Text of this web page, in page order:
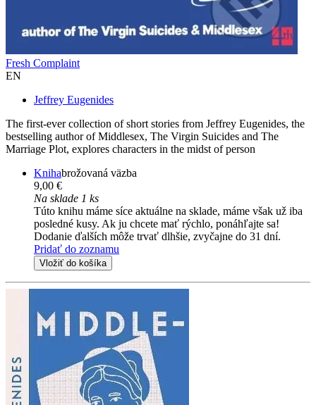
Fresh Complaint
EN
Jeffrey Eugenides
The first-ever collection of short stories from Jeffrey Eugenides, the
bestselling author of Middlesex, The Virgin Suicides and The
Marriage Plot, explores characters in the midst of person
Knihabrožovaná väzba
9,00 €
Na sklade 1 ks
Túto knihu máme síce aktuálne na sklade, máme však už iba
posledné kusy. Ak ju chcete mať rýchlo, ponáhľajte sa!
Dodanie ďalších môže trvať dlhšie, zvyčajne do 31 dní.
Pridať do zoznamu
Vložiť do košíka